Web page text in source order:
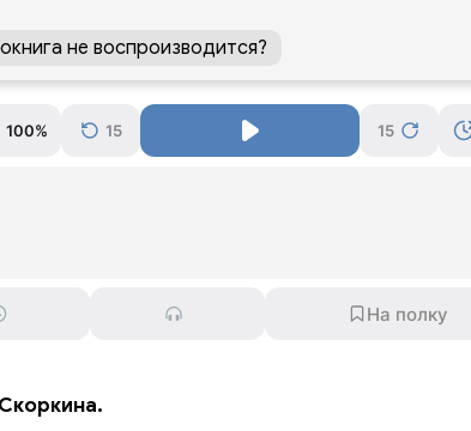
не воспроизводится?
100% 15 15